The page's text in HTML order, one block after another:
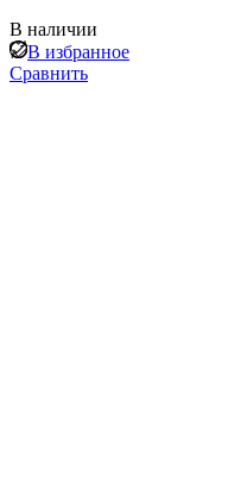
В наличии
В избранное
Сравнить